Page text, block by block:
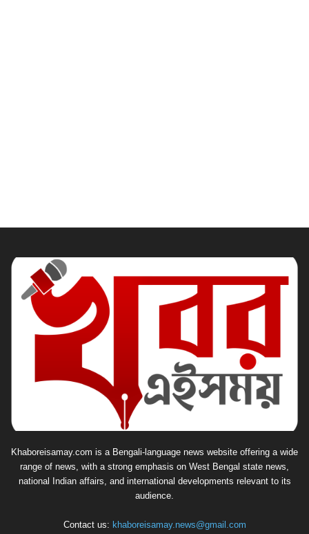
Khaboreisamay.com is a Bengali-language news website offering a wide
range of news, with a strong emphasis on West Bengal state news,
national Indian affairs, and international developments relevant to its
audience.
Contact us: khaboreisamay.news@gmail.com